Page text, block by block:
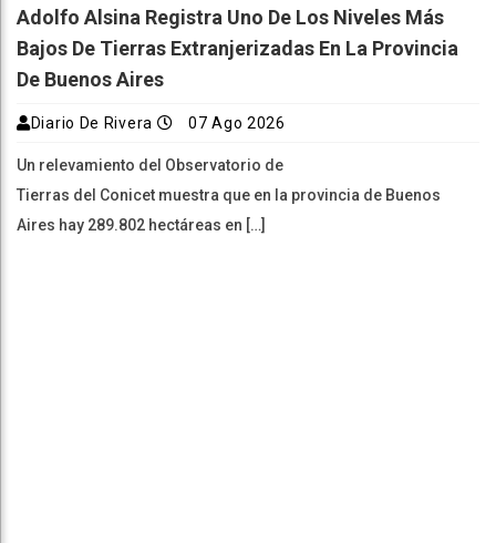
Adolfo Alsina Registra Uno De Los Niveles Más
Bajos De Tierras Extranjerizadas En La Provincia
De Buenos Aires
Diario De Rivera 07 Ago 2026
Un relevamiento del Observatorio de
Tierras del Conicet muestra que en la provincia de Buenos
Aires hay 289.802 hectáreas en […]